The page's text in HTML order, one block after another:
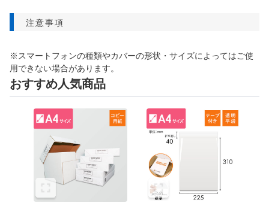
注意事項
※スマートフォンの種類やカバーの形状・サイズによってはご使
用できない場合があります。
おすすめ人気商品